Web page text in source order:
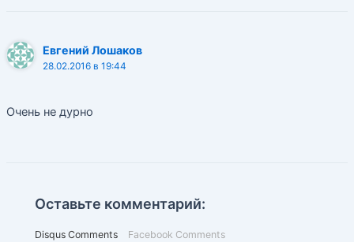
Евгений Лошаков
28.02.2016 в 19:44
Очень не дурно
Оставьте комментарий:
Disqus Comments
Facebook Comments